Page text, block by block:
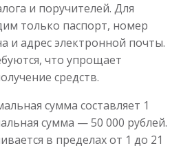
займ
до50 000₽
от 1до 21 дня
и поручителей. Для
только паспорт, номер
и адрес электронной почты.
что упрощает
средств.
сумма составляет 1
сумма — 50 000 рублей.
в пределах от 1 до 21